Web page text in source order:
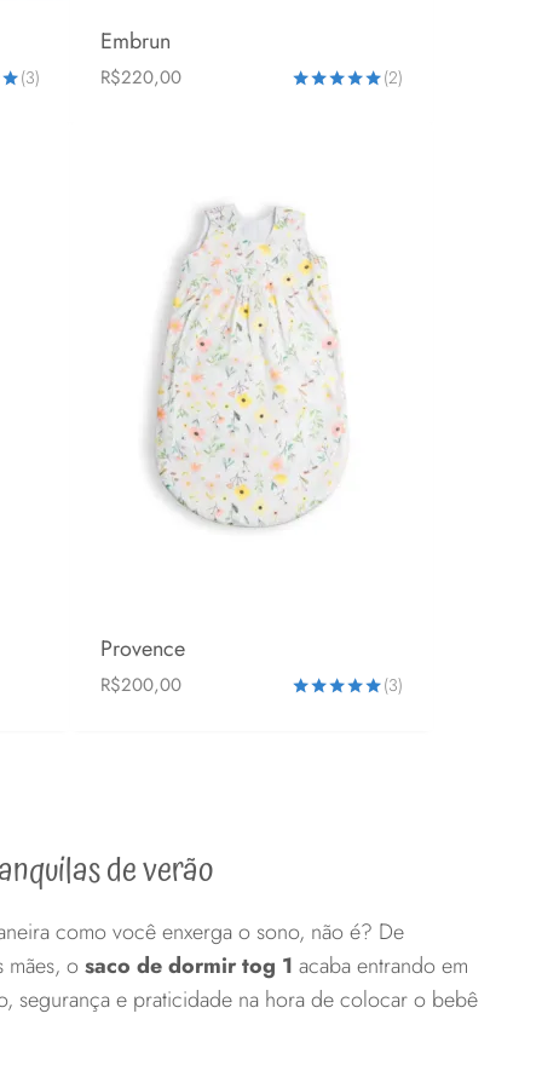
(3)
Embrun
(2)
R$220,00
0-6 meses
Provence
(3)
R$200,00
0-6 meses
de verão
como você enxerga o sono, não é? De
mães, osaco de dormir tog 1 acaba entrando em
segurança e praticidade na hora de colocar o bebê